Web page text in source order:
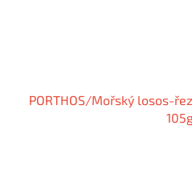
PORTHOS/Mořský losos-